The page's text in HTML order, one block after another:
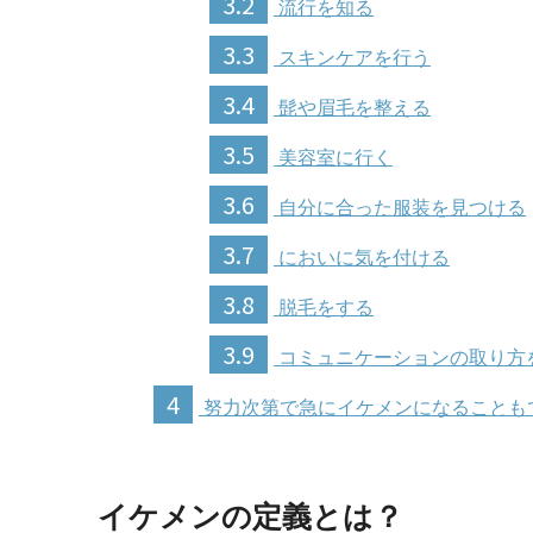
流行を知る
3.3 スキンケアを行う
3.4 髭や眉毛を整える
3.5 美容室に行く
3.6 自分に合った服装を見つける
3.7 においに気を付ける
3.8 脱毛をする
3.9 コミュニケーションの取り方
4 努力次第で急にイケメンになることも
イケメンの定義とは？